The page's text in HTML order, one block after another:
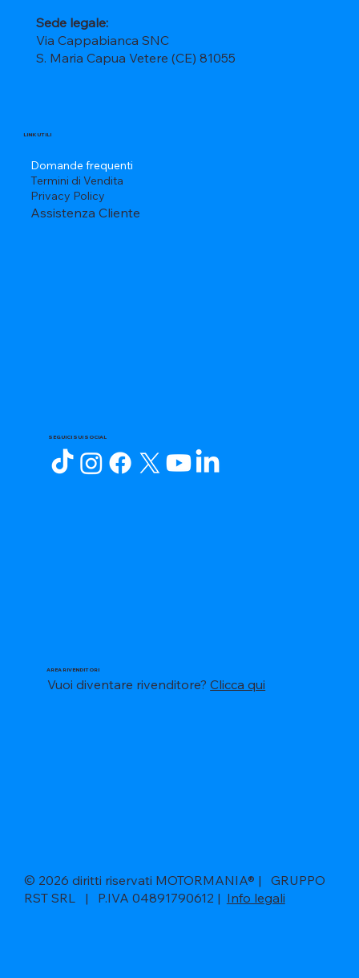
Sede legale:
Via Cappabianca SNC
S. Maria Capua Vetere (CE) 81055
LINK UTILI
Domande frequenti
Termini di Vendita
Privacy Policy
Assistenza Cliente
SEGUICI SUI SOCIAL
AREA RIVENDITORI
Vuoi diventare rivenditore?Clicca qui
© 2026 diritti riservati MOTORMANIA® | GRUPPO
RST SRL | P.IVA 04891790612 | Info legali